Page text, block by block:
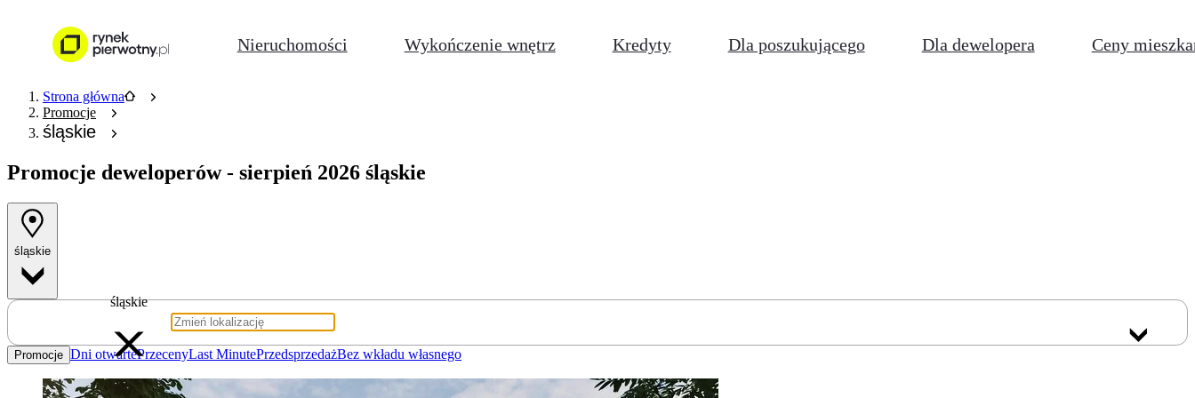
Nieruchomości Wykończenie wnętrz Kredyty Dla poszukującego Dla dewelopera Ceny
Strona główna
Promocje
śląskie
Promocje deweloperów - sierpień 2026 śląskie
śląskie
śląskie
Promocje Dni otwartePrzecenyLast MinutePrzedsprzedażBez wkładu własnego